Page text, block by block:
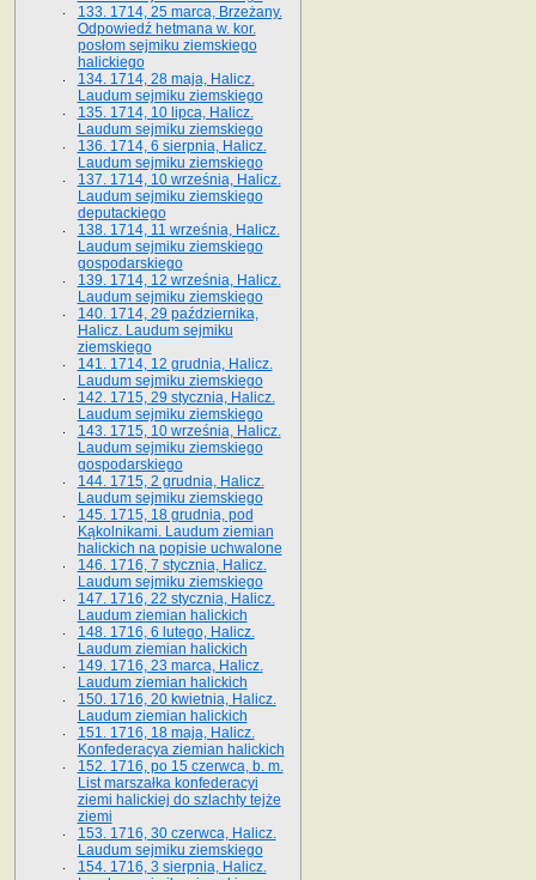
133. 1714, 25 marca, Brzeżany.
Odpowiedź hetmana w. kor.
posłom sejmiku ziemskiego
halickiego
134. 1714, 28 maja, Halicz.
Laudum sejmiku ziemskiego
135. 1714, 10 lipca, Halicz.
Laudum sejmiku ziemskiego
136. 1714, 6 sierpnia, Halicz.
Laudum sejmiku ziemskiego
137. 1714, 10 września, Halicz.
Laudum sejmiku ziemskiego
deputackiego
138. 1714, 11 września, Halicz.
Laudum sejmiku ziemskiego
gospodarskiego
139. 1714, 12 września, Halicz.
Laudum sejmiku ziemskiego
140. 1714, 29 października,
Halicz. Laudum sejmiku
ziemskiego
141. 1714, 12 grudnia, Halicz.
Laudum sejmiku ziemskiego
142. 1715, 29 stycznia, Halicz.
Laudum sejmiku ziemskiego
143. 1715, 10 września, Halicz.
Laudum sejmiku ziemskiego
gospodarskiego
144. 1715, 2 grudnia, Halicz.
Laudum sejmiku ziemskiego
145. 1715, 18 grudnia, pod
Kąkolnikami. Laudum ziemian
halickich na popisie uchwalone
146. 1716, 7 stycznia, Halicz.
Laudum sejmiku ziemskiego
147. 1716, 22 stycznia, Halicz.
Laudum ziemian halickich
148. 1716, 6 lutego, Halicz.
Laudum ziemian halickich
149. 1716, 23 marca, Halicz.
Laudum ziemian halickich
150. 1716, 20 kwietnia, Halicz.
Laudum ziemian halickich
151. 1716, 18 maja, Halicz.
Konfederacya ziemian halickich
152. 1716, po 15 czerwca, b. m.
List marszałka konfederacyi
ziemi halickiej do szlachty tejże
ziemi
153. 1716, 30 czerwca, Halicz.
Laudum sejmiku ziemskiego
154. 1716, 3 sierpnia, Halicz.